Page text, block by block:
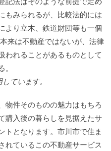
もみられるが、比較法的には
より立木、鉄道財団等も一個
来は不動産ではないが、法律
われることがあるものとして
ています。
物件そのものの魅力はもちろ
購入後の暮らしを見据えたサ
トとなります。市川市で住ま
れているこの不動産サービス